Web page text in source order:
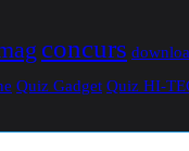
concurs
Quiz Gadget Quiz HI-